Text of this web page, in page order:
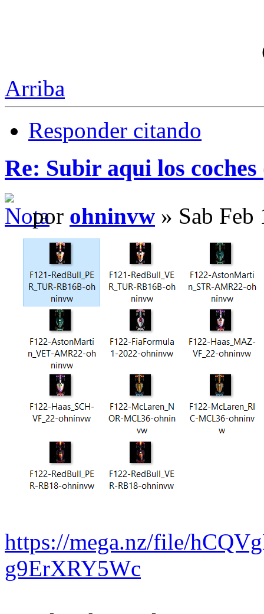
Arriba
Responder citando
Re: Subir aqui los
por ohninvw » Sab Feb
https://mega.nz/file/
g9ErXRY5Wc